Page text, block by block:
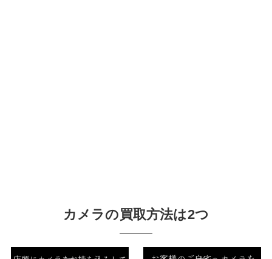
カメラの買取方法は2つ